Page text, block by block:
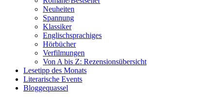
Neuheiten
Spannung
Klassiker
Englischsprachiges
Hörbücher
Verfilmungen
Von A bis Z: Rezensionsübersicht
Lesetipp des Monats
Literarische Events
Bloggequassel